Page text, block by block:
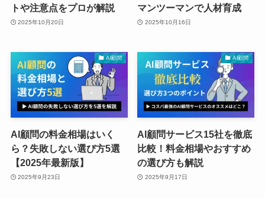
トや注意点をプロが解説
2025年10月20日
マンツーマンで人材育成
2025年10月16日
AI顧問
AI顧問の料金相場はいく
ら？失敗しない選び方5選
【2025年最新版】
2025年9月23日
AI顧問
AI顧問サービス15社を徹底
比較！料金相場やおすすめ
の選び方も解説
2025年9月17日